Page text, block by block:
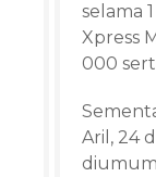
selama
Xpress
000
Aril, 24